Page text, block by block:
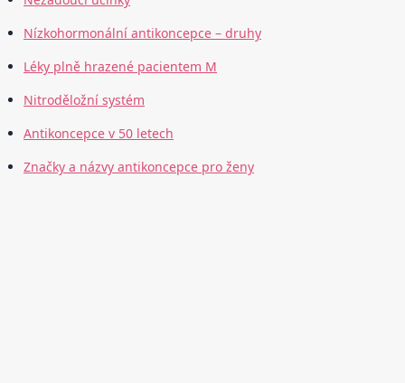
Nízkohormonální antikoncepce – druhy
Léky plně hrazené pacientem M
Nitroděložní systém
Antikoncepce v 50 letech
Značky a názvy antikoncepce pro ženy